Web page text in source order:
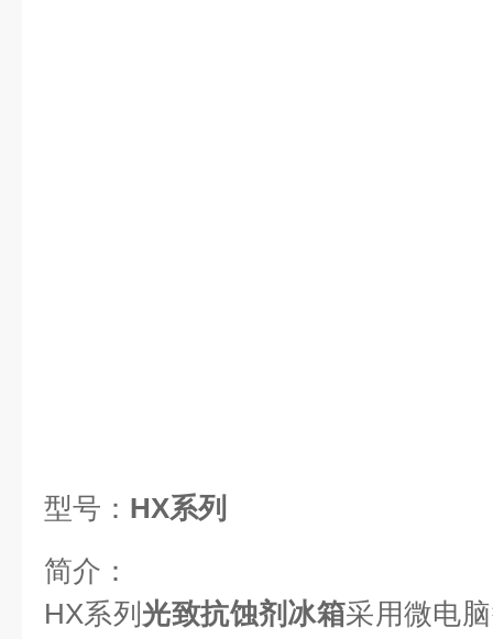
型号： HX系列
简介：
HX系列 光致抗蚀剂冰箱采用微电